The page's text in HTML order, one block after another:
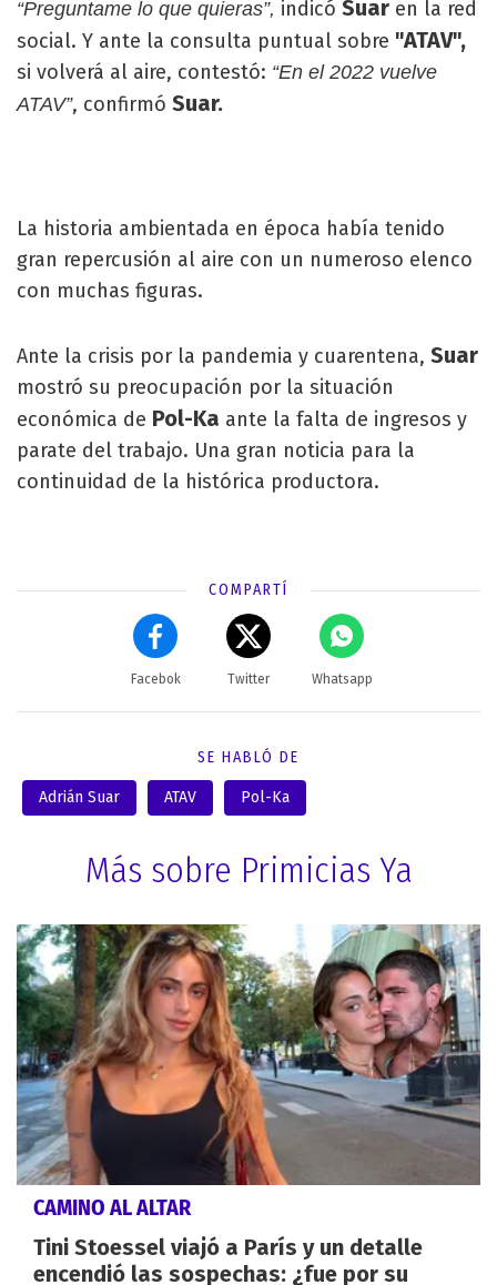
“Preguntame lo que quieras”, indicó Suar en la red
social. Y ante la consulta puntual sobre "ATAV",
si volverá al aire, contestó: “En el 2022 vuelve
ATAV”, confirmó Suar.
La historia ambientada en época había tenido
gran repercusión al aire con un numeroso elenco
con muchas figuras.
Ante la crisis por la pandemia y cuarentena, Suar
mostró su preocupación por la situación
económica de Pol-Ka ante la falta de ingresos y
parate del trabajo. Una gran noticia para la
continuidad de la histórica productora.
COMPARTÍ
Facebok Twitter Whatsapp
SE HABLÓ DE
Adrián Suar ATAV Pol-Ka
Más sobre Primicias Ya
CAMINO AL ALTAR
Tini Stoessel viajó a París y un detalle
encendió las sospechas: ¿fue por su